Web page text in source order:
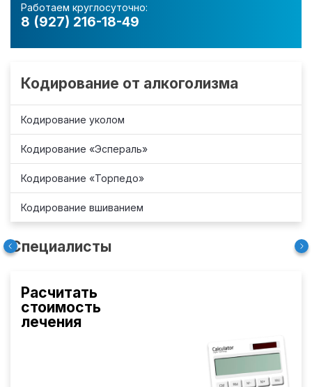
Работаем круглосуточно:
8 (927) 216-18-49
Кодирование от алкоголизма
Кодирование уколом
Кодирование «Эспераль»
Кодирование «Торпедо»
Кодирование вшиванием
Специалисты
Расчитать
стоимость
лечения